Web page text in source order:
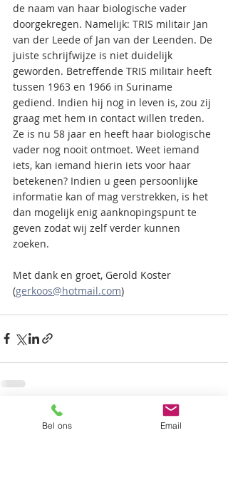
de naam van haar biologische vader
doorgekregen. Namelijk: TRIS militair Jan
van der Leede of Jan van der Leenden. De
juiste schrijfwijze is niet duidelijk
geworden. Betreffende TRIS militair heeft
tussen 1963 en 1966 in Suriname
gediend. Indien hij nog in leven is, zou zij
graag met hem in contact willen treden.
Ze is nu 58 jaar en heeft haar biologische
vader nog nooit ontmoet. Weet iemand
iets, kan iemand hierin iets voor haar
betekenen? Indien u geen persoonlijke
informatie kan of mag verstrekken, is het
dan mogelijk enig aanknopingspunt te
geven zodat wij zelf verder kunnen
zoeken.
Met dank en groet, Gerold Koster
(gerkoos@hotmail.com)
Recente blogposts Alles weergeven
Bel ons Email